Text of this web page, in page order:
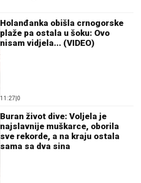
Holanđanka obišla crnogorske
plaže pa ostala u šoku: Ovo
nisam vidjela... (VIDEO)
11:27|0
Buran život dive: Voljela je
najslavnije muškarce, oborila
sve rekorde, a na kraju ostala
sama sa dva sina